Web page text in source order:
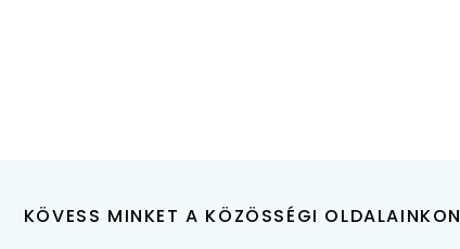
KÖVESS MINKET A KÖZÖSSÉGI OLDALAINKON